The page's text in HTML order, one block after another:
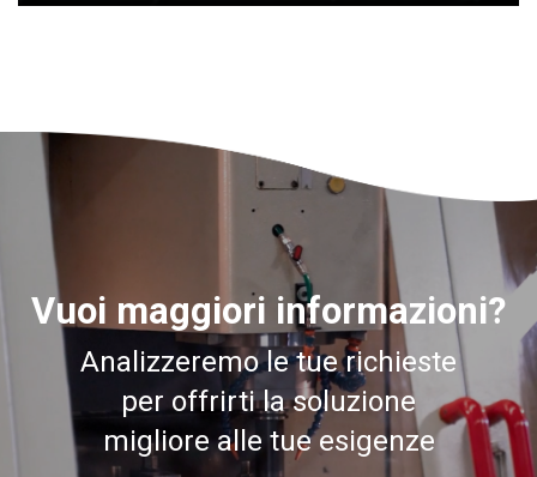
Vuoi maggiori informazioni?
Analizzeremo le tue richieste
per offrirti la soluzione
migliore alle tue esigenze